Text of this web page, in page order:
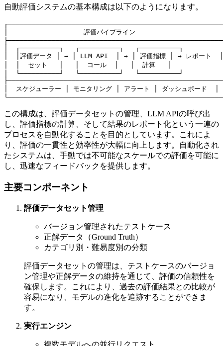
自動評価システムの基本構成は以下のようになります。
│                   評価パイプライン
│  ┌──────────┐   ┌──────────┐   ┌──────────┐
│  │評価データ │ → │ LLM API  │ → │ 評価指標 │ → レポート  │
│  │  セット   │   │  コール  │   │  計算   │
│  └──────────┘   └──────────┘   └──────────┘
│  スケジューラー │ モニタリング │ アラート │ ダッシュボード  │
この構成は、評価データセットの管理、LLM APIの呼び出
し、評価指標の計算、そして結果のレポート化という一連の
プロセスを自動化することを目的としています。これによ
り、評価の一貫性と効率性が大幅に向上します。自動化され
たシステムは、手動では不可能なスケールでの評価を可能に
し、迅速なフィードバックを提供します。
主要コンポーネント
評価データセット管理
バージョン管理されたテストケース
正解データ（Ground Truth）
カテゴリ別・難易度別の分類
評価データセットの管理は、テストケースのバージョ
ン管理や正解データの維持を通じて、評価の信頼性を
確保します。これにより、過去の評価結果との比較が
容易になり、モデルの進化を追跡することができま
す。
実行エンジン
複数モデルへの並行リクエスト